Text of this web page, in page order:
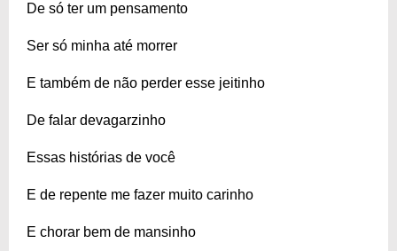
De só ter um pensamento
Ser só minha até morrer
E também de não perder esse jeitinho
De falar devagarzinho
Essas histórias de você
E de repente me fazer muito carinho
E chorar bem de mansinho